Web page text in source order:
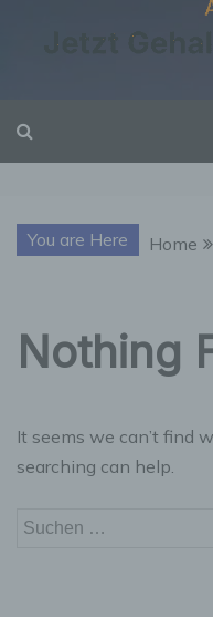
You are Here Home
Nothing
It seems we can’t find
searching can help.
Suchen